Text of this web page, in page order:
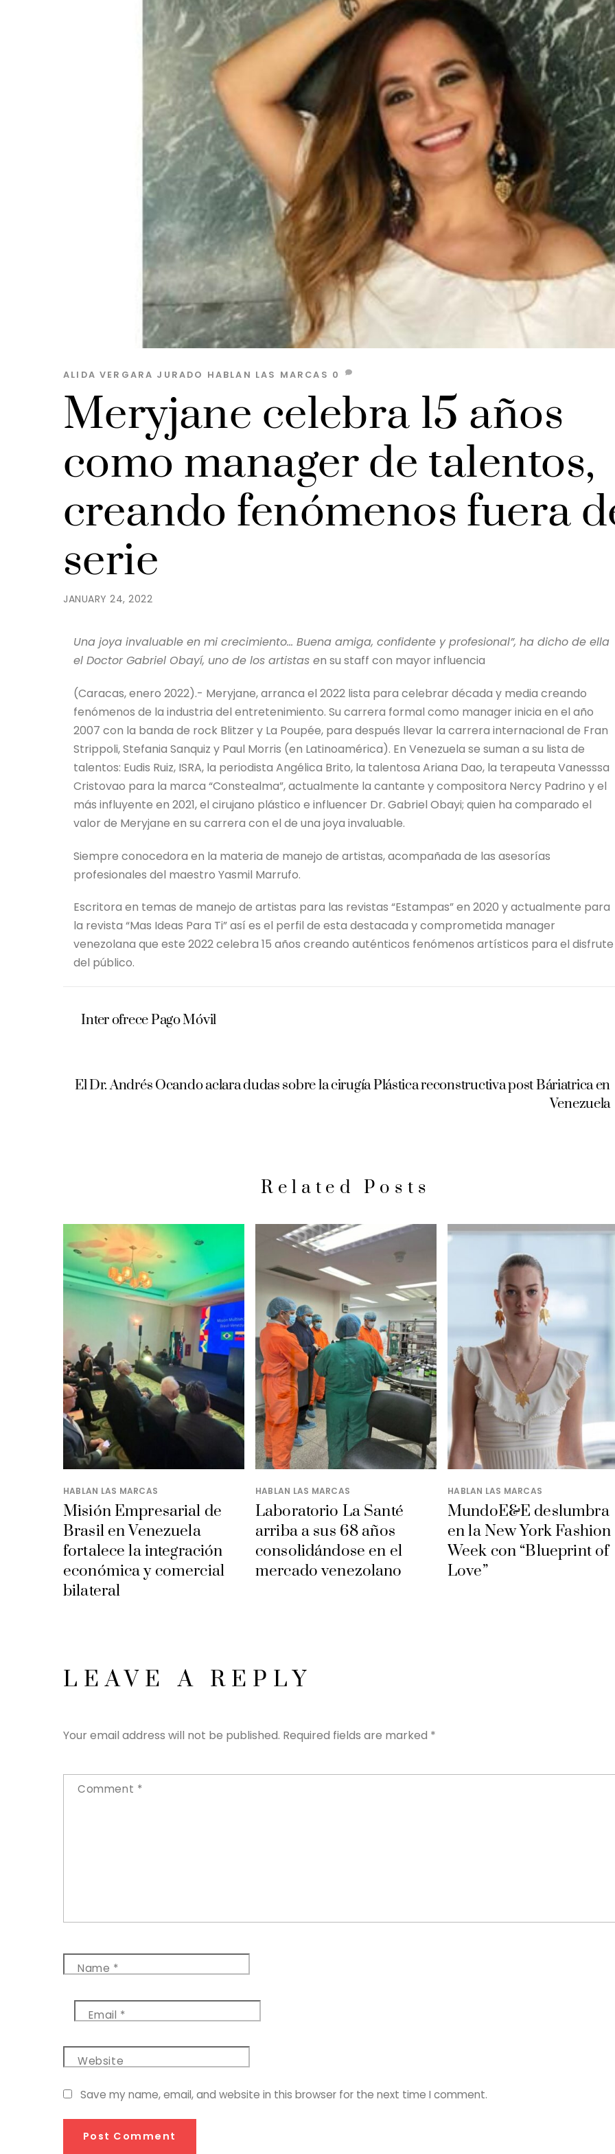
JANUARY 24, 2022
Meryjane celebra 15 años
como manager de talentos,
creando fenómenos fuera
serie
ALIDA VERGARA JURADO HABLAN LAS MARCAS 0
Una joya invaluable en mi crecimiento… Buena amiga, confidente y profesional”, ha dicho de ella
el Doctor Gabriel Obayí, uno de los artistas en su staff con mayor influencia
(Caracas, enero 2022).- Meryjane, arranca el 2022 lista para celebrar década y media creando
fenómenos de la industria del entretenimiento. Su carrera formal como manager inicia en el año
2007 con la banda de rock Blitzer y La Poupée, para después llevar la carrera internacional de Fran
Strippoli, Stefania Sanquiz y Paul Morris (en Latinoamérica). En Venezuela se suman a su lista de
talentos: Eudis Ruiz, ISRA, la periodista Angélica Brito, la talentosa Ariana Dao, la terapeuta Vanesssa
Cristovao para la marca “Constealma”, actualmente la cantante y compositora Nercy Padrino y el
más influyente en 2021, el cirujano plástico e influencer Dr. Gabriel Obayi; quien ha comparado el
valor de Meryjane en su carrera con el de una joya invaluable.
Siempre conocedora en la materia de manejo de artistas, acompañada de las asesorías
profesionales del maestro Yasmil Marrufo.
Escritora en temas de manejo de artistas para las revistas “Estampas” en 2020 y actualmente para
la revista “Mas Ideas Para Ti” así es el perfil de esta destacada y comprometida manager
venezolana que este 2022 celebra 15 años creando auténticos fenómenos artísticos para el disfrute
del público.
Inter ofrece Pago Móvil
El Dr. Andrés Ocando aclara dudas sobre la cirugía Plástica reconstructiva post Báriatrica en
Venezuela
Related Posts
HABLAN LAS MARCAS
Misión Empresarial de
Brasil en Venezuela
fortalece la integración
económica y comercial
bilateral
HABLAN LAS MARCAS
Laboratorio La Santé
arriba a sus 68 años
consolidándose en el
mercado venezolano
HABLAN LAS MARCAS
MundoE&E deslumbra
en la New York Fashion
Week con “Blueprint of
Love”
LEAVE A REPLY
Your email address will not be published. Required fields are marked *
Comment *
Name *
Email *
Website
Save my name, email, and website in this browser for the next time I comment.